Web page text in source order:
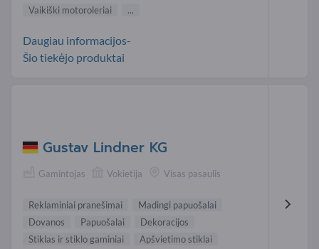
Vaikiški motoroleriai
...
Daugiau informacijos-
Šio tiekėjo produktai
Gustav Lindner KG
Gamintojas Vokietija Visas pasaulis
Reklaminiai pranešimai
Madingi papuošalai
Dovanos
Papuošalai
Dekoracijos
Stiklas ir stiklo gaminiai
Apšvietimo stiklai